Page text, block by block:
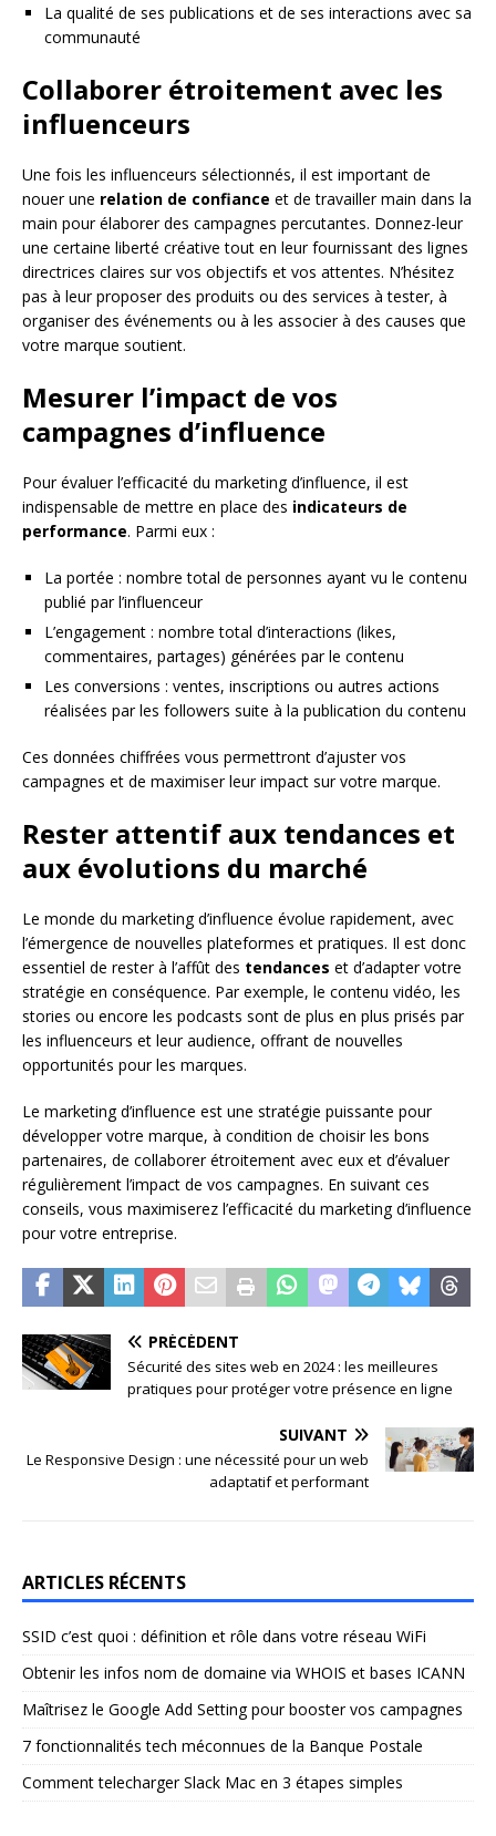
La qualité de ses publications et de ses interactions avec sa
communauté
Collaborer étroitement avec les
influenceurs
Une fois les influenceurs sélectionnés, il est important de
nouer une relation de confiance et de travailler main dans la
main pour élaborer des campagnes percutantes. Donnez-leur
une certaine liberté créative tout en leur fournissant des lignes
directrices claires sur vos objectifs et vos attentes. N’hésitez
pas à leur proposer des produits ou des services à tester, à
organiser des événements ou à les associer à des causes que
votre marque soutient.
Mesurer l’impact de vos
campagnes d’influence
Pour évaluer l’efficacité du marketing d’influence, il est
indispensable de mettre en place des indicateurs de
performance. Parmi eux :
La portée : nombre total de personnes ayant vu le contenu
publié par l’influenceur
L’engagement : nombre total d’interactions (likes,
commentaires, partages) générées par le contenu
Les conversions : ventes, inscriptions ou autres actions
réalisées par les followers suite à la publication du contenu
Ces données chiffrées vous permettront d’ajuster vos
campagnes et de maximiser leur impact sur votre marque.
Rester attentif aux tendances et
aux évolutions du marché
Le monde du marketing d’influence évolue rapidement, avec
l’émergence de nouvelles plateformes et pratiques. Il est donc
essentiel de rester à l’affût des tendances et d’adapter votre
stratégie en conséquence. Par exemple, le contenu vidéo, les
stories ou encore les podcasts sont de plus en plus prisés par
les influenceurs et leur audience, offrant de nouvelles
opportunités pour les marques.
Le marketing d’influence est une stratégie puissante pour
développer votre marque, à condition de choisir les bons
partenaires, de collaborer étroitement avec eux et d’évaluer
régulièrement l’impact de vos campagnes. En suivant ces
conseils, vous maximiserez l’efficacité du marketing d’influence
pour votre entreprise.
PRÉCÉDENT
Sécurité des sites web en 2024 : les meilleures
pratiques pour protéger votre présence en ligne
SUIVANT
Le Responsive Design : une nécessité pour un web
adaptatif et performant
ARTICLES RÉCENTS
SSID c’est quoi : définition et rôle dans votre réseau WiFi
Obtenir les infos nom de domaine via WHOIS et bases ICANN
Maîtrisez le Google Add Setting pour booster vos campagnes
7 fonctionnalités tech méconnues de la Banque Postale
Comment telecharger Slack Mac en 3 étapes simples